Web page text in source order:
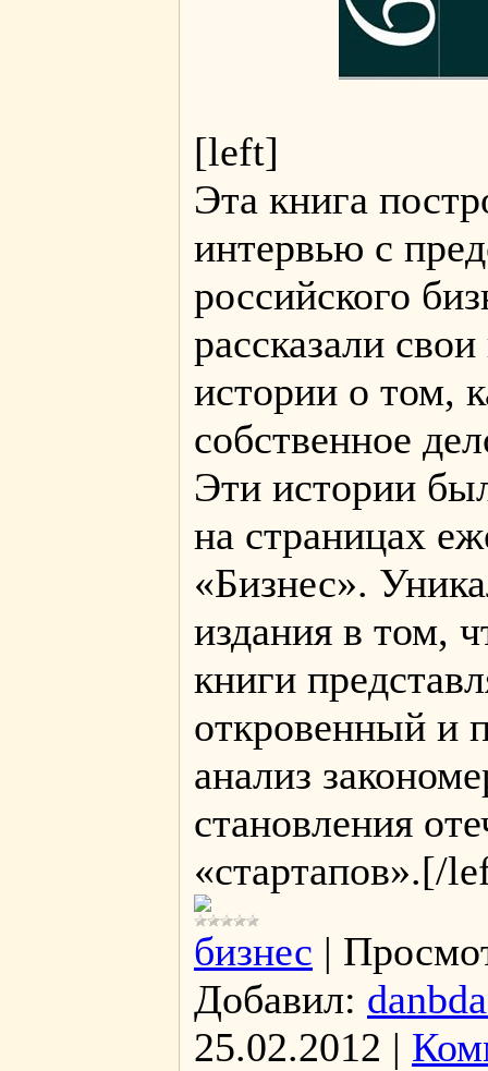
[left]
Эта книга
интервью с
российского
рассказали
истории о том,
собственное
Эти истории
на страницах
«Бизнес».
издания в том,
книги
откровенный и
анализ
становления
«стартапов».[/
бизнес |
Добавил:
25.02.2012 |